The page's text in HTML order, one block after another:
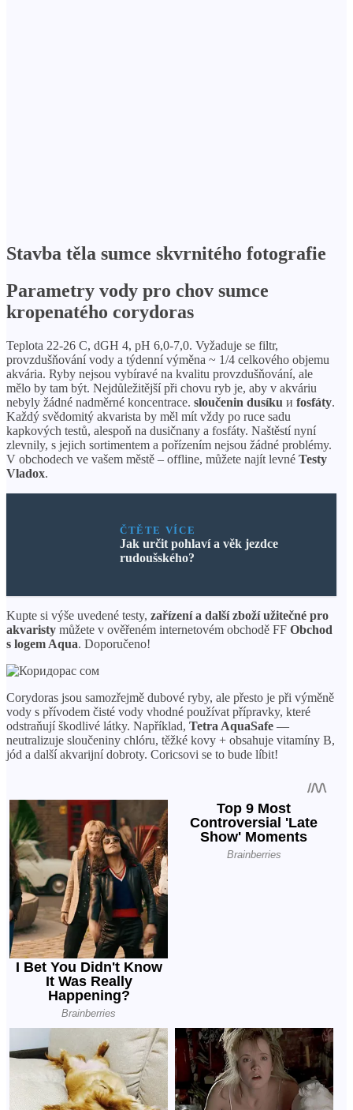
Stavba těla sumce skvrnitého fotografie
Parametry vody pro chov sumce
kropenatého corydoras
Teplota 22-26 C, dGH 4, pH 6,0-7,0. Vyžaduje se filtr,
provzdušňování vody a týdenní výměna ~ 1/4 celkového objemu
akvária. Ryby nejsou vybíravé na kvalitu provzdušňování, ale
mělo by tam být. Nejdůležitější při chovu ryb je, aby v akváriu
nebyly žádné nadměrné koncentrace. sloučenin dusíku и fosfáty.
Každý svědomitý akvarista by měl mít vždy po ruce sadu
kapkových testů, alespoň na dusičnany a fosfáty. Naštěstí nyní
zlevnily, s jejich sortimentem a pořízením nejsou žádné problémy.
V obchodech ve vašem městě – offline, můžete najít levné Testy
Vladox.
ČTĚTE VÍCE
Jak určit pohlaví a věk jezdce
rudoušského?
Kupte si výše uvedené testy, zařízení a další zboží užitečné pro
akvaristy můžete v ověřeném internetovém obchodě FF Obchod
s logem Aqua. Doporučeno!
Corydoras jsou samozřejmě dubové ryby, ale přesto je při výměně
vody s přívodem čisté vody vhodné používat přípravky, které
odstraňují škodlivé látky. Například, Tetra AquaSafe —
neutralizuje sloučeniny chlóru, těžké kovy + obsahuje vitamíny B,
jód a další akvarijní dobroty. Coricsovi se to bude líbit!